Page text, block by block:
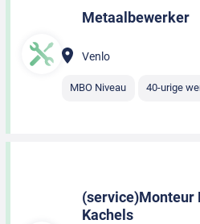
Metaalbewerker
Venlo
MBO Niveau 40-urige
(service)Monteur
Kachels